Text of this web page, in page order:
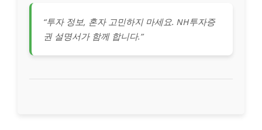
“투자 정보, 혼자 고민하지 마세요. NH투자증
권 설명서가 함께 합니다.”